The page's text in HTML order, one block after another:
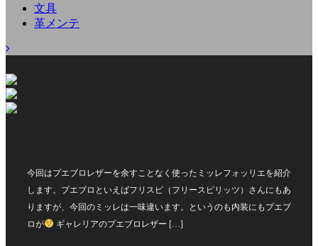
文具
革メンテ
今回はプエブロレザーを余すことなく使ったミッレフォッリエを紹介
します。プエブロといえばフリスピ（フリースピリッツ）さんにもあ
りますが、今回のミッレは一味違います。というのも内装にもプエブ
ロが
ギャレリアのプエブロレザー […]